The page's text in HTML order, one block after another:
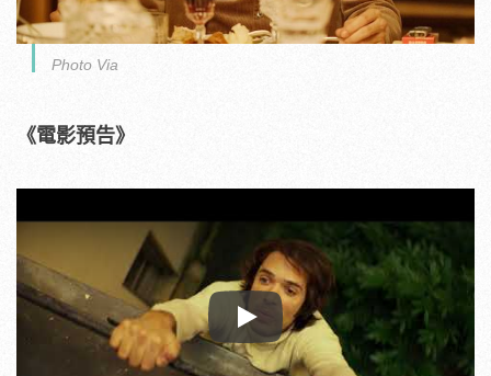
Photo Via
《電影預告》
Play